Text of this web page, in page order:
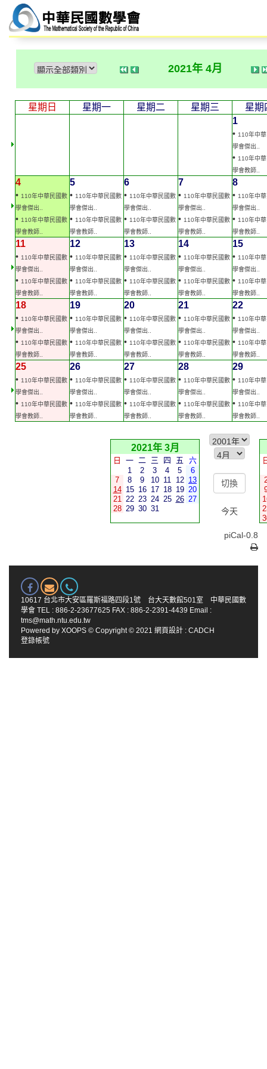
2021年 4月
星期日 星期一 星期二 星期三
星期
1
• 110年中
學會傑出..
• 110年中
學會教師..
4
• 110年中華民國數
學會傑出..
• 110年中華民國數
學會教師..
5
• 110年中華民國數
學會傑出..
• 110年中華民國數
學會教師..
6
• 110年中華民國數
學會傑出..
• 110年中華民國數
學會教師..
7
• 110年中華民國數
學會傑出..
• 110年中華民國數
學會教師..
8
• 110年中
學會傑出..
• 110年中
學會教師..
11
• 110年中華民國數
學會傑出..
• 110年中華民國數
學會教師..
12
• 110年中華民國數
學會傑出..
• 110年中華民國數
學會教師..
13
• 110年中華民國數
學會傑出..
• 110年中華民國數
學會教師..
14
• 110年中華民國數
學會傑出..
• 110年中華民國數
學會教師..
15
• 110年中
學會傑出..
• 110年中
學會教師..
18
• 110年中華民國數
學會傑出..
• 110年中華民國數
學會教師..
19
• 110年中華民國數
學會傑出..
• 110年中華民國數
學會教師..
20
• 110年中華民國數
學會傑出..
• 110年中華民國數
學會教師..
21
• 110年中華民國數
學會傑出..
• 110年中華民國數
學會教師..
22
• 110年中
學會傑出..
• 110年中
學會教師..
25
• 110年中華民國數
學會傑出..
• 110年中華民國數
學會教師..
26
• 110年中華民國數
學會傑出..
• 110年中華民國數
學會教師..
27
• 110年中華民國數
學會傑出..
• 110年中華民國數
學會教師..
28
• 110年中華民國數
學會傑出..
• 110年中華民國數
學會教師..
29
• 110年中
學會傑出..
• 110年中
學會教師..
2021年 3月
日 一 二 三 四 五
六
1
2 3 4 5
6
7
8 9 10 11 12 13
14 15 16 17 18 19 20
21 22 23 24 25 26 27
28 29 30 31 今天
piCal-0.8
10617 台北市大安區羅斯福路四段1號 台大天數館501室 中華民國數
學會 TEL : 886-2-23677625 FAX : 886-2-2391-4439 Email :
tms@math.ntu.edu.tw
Powered by XOOPS © Copyright © 2021 網頁設計 : CADCH
登錄帳號